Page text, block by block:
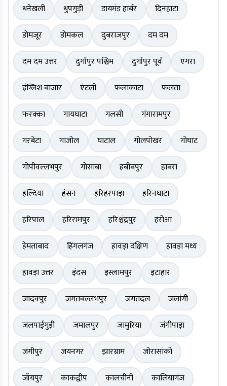
धनेखली
धुपगुड़ी डायमंड हार्बर
दिनहाटा
डोमजूर
डोमकल दुबराजपुर
दम दम
दम दम उत्तर
दुर्गापुर पश्चिम दुर्गापुर पूर्व
एगरा
इंग्लिश बाजार
एंटली फलाकाटा
फलता
फरक्का
गायघाटा गलसी
गंगारामपुर
गरबेटा
गाजोल घाटाल गोलपोखर
गोघाट
गोपीवल्लभपुर
गोसाबा हबीबपुर
हाबरा
हल्दिया
हंसन हरिहरपाड़ा
हरिनघाटा
हरिपाल
हरिरामपुर हरिश्चंद्रपुर
हरोआ
हेमताबाद
हिंगलगंज हावड़ा दक्षिण
हावड़ा मध्य
हावड़ा उत्तर
इंदस इस्लामपुर
इटाहार
जादवपुर
जगतबल्लभपुर जगतदल
जलांगी
जलपाईगुड़ी
जमालपुर जामुरिया
जंगीपाड़ा
जंगीपुर
जयनगर झारग्राम
जोरासांको
जॉयपुर
काकद्वीप कालचीनी
कालियागंज